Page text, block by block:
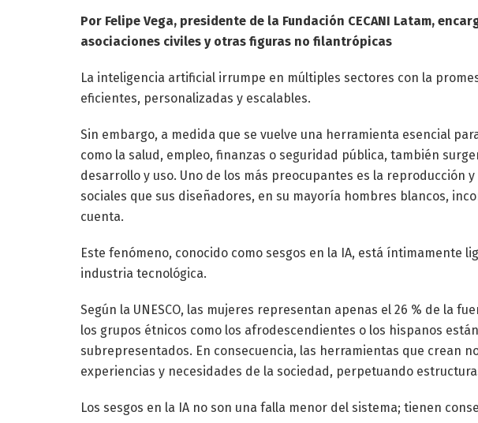
Por Felipe Vega, presidente de la Fundación CECANI Latam,
asociaciones civiles y otras figuras no filantrópicas
La inteligencia artificial irrumpe en múltiples sectores con la
eficientes, personalizadas y escalables.
Sin embargo, a medida que se vuelve una herramienta esencial
como la salud, empleo, finanzas o seguridad pública, también
desarrollo y uso. Uno de los más preocupantes es la reproducción
sociales que sus diseñadores, en su mayoría hombres blancos,
cuenta.
Este fenómeno, conocido como sesgos en la IA, está íntimamente
industria tecnológica.
Según la UNESCO, las mujeres representan apenas el 26 % de la
los grupos étnicos como los afrodescendientes o los hispanos
subrepresentados. En consecuencia, las herramientas que crean
experiencias y necesidades de la sociedad, perpetuando
Los sesgos en la IA no son una falla menor del sistema; tienen